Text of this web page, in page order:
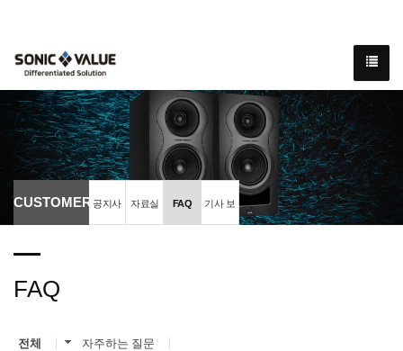
CUSTOMER 공지사 자료실 FAQ 기사 보
FAQ
전체 자주하는 질문